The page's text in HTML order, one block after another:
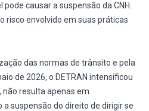
causar a suspensão da CNH.
risco envolvido em suas práticas
das normas de trânsito e pela
de 2026, o DETRAN intensificou
não resulta apenas em
suspensão do direito de dirigir se